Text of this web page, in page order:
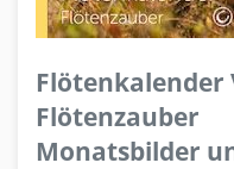
Flötenkalender
Flötenzauber
Monatsbilder